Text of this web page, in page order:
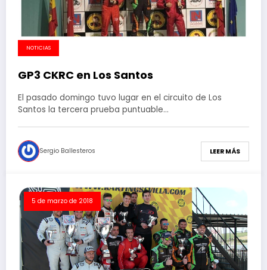
NOTICIAS
GP3 CKRC en Los Santos
El pasado domingo tuvo lugar en el circuito de Los
Santos la tercera prueba puntuable…
Sergio Ballesteros LEER MÁS
5 de marzo de 2018